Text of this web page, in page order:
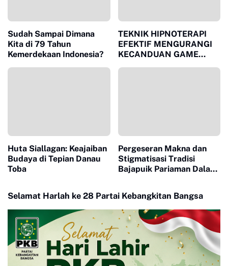
Sudah Sampai Dimana
Kita di 79 Tahun
Kemerdekaan Indonesia?
TEKNIK HIPNOTERAPI
EFEKTIF MENGURANGI
KECANDUAN GAME
Huta Siallagan: Keajaiban
Budaya di Tepian Danau
Toba
Pergeseran Makna dan
Stigmatisasi Tradisi
Bajapuik Pariaman Dalam
Selamat Harlah ke 28 Partai Kebangkitan Bangsa